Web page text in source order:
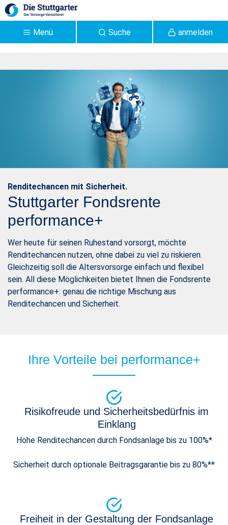
Zum Hauptinhalt springen
anmelden
Suche
Menü
| Stuttgarter Versicherung
- Stuttgarter
Renditechancen mit Sicherheit.
Stuttgarter Fondsrente
performance+
Wer heute für seinen Ruhestand vorsorgt, möchte
Renditechancen nutzen, ohne dabei zu viel zu riskieren.
Gleichzeitig soll die Altersvorsorge einfach und flexibel
sein. All diese Möglichkeiten bietet Ihnen die Fondsrente
performance+: genau die richtige Mischung aus
Renditechancen und Sicherheit.
Ihre Vorteile bei performance+
Risikofreude und Sicherheitsbedürfnis im
Einklang
Hohe Renditechancen durch Fondsanlage bis zu 100%*
Sicherheit durch optionale Beitragsgarantie bis zu 80%**
Freiheit in der Gestaltung der Fondsanlage